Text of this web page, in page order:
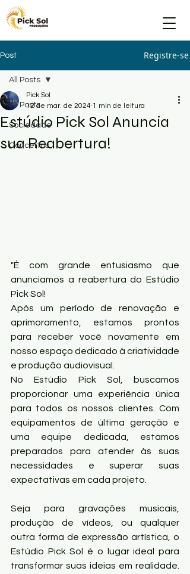
Post Registre-se
All Posts
Sociedade
Concertos
All Posts
Estúdio Pick Sol Anuncia
sua Reabertura!
Pick Sol
12 de mar. de 2024 1 min de leitura
"É com grande entusiasmo que
anunciamos a reabertura do Estúdio
Pick Sol!
Após um período de renovação e
aprimoramento, estamos prontos
para receber você novamente em
nosso espaço dedicado à criatividade
e produção audiovisual.
No Estúdio Pick Sol, buscamos
proporcionar uma experiência única
para todos os nossos clientes. Com
equipamentos de última geração e
uma equipe dedicada, estamos
preparados para atender às suas
necessidades e superar suas
expectativas em cada projeto.
Seja para gravações musicais,
produção de vídeos, ou qualquer
outra forma de expressão artística, o
Estúdio Pick Sol é o lugar ideal para
transformar suas ideias em realidade.